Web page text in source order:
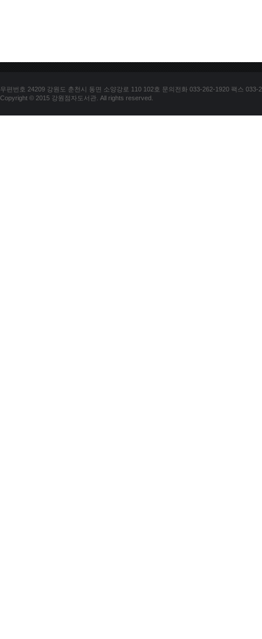
우편번호 24209 강원도 춘천시 동면 소양강로 110 102호 문의전화 033-262-1920 팩스 033-
Copyright © 2015 강원점자도서관. All rights reserved.